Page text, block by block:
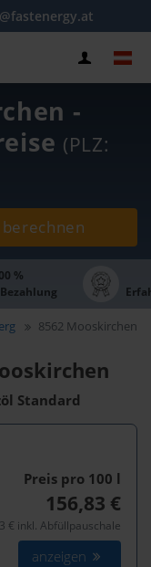
-
(PLZ:
berechnen
%
8562 Mooskirchen
Standard
Preis pro 100 l
156,83 €
€ inkl. Abfüllpauschale
anzeigen